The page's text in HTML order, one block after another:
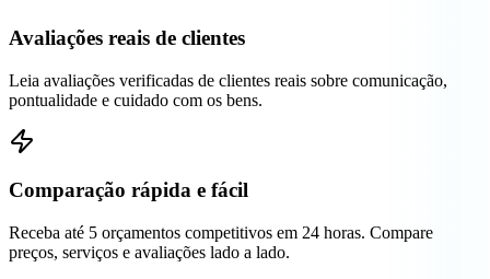
Avaliações reais de clientes
Leia avaliações verificadas de clientes reais sobre comunicação,
pontualidade e cuidado com os bens.
Comparação rápida e fácil
Receba até 5 orçamentos competitivos em 24 horas. Compare
preços, serviços e avaliações lado a lado.